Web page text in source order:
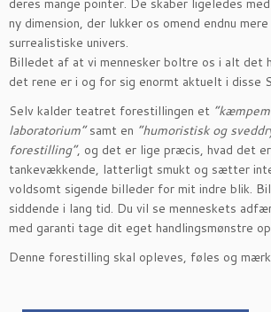
deres mange pointer. De skaber ligeledes
ny dimension, der lukker os omend endnu
surrealistiske univers.
Billedet af at vi mennesker boltre os i alt det
det rene er i og for sig enormt aktuelt i disse
Selv kalder teatret forestillingen et
laboratorium”samt en ”humoristisk og
forestilling”, og det er lige præcis, hvad det
tankevækkende, latterligt smukt og sætter
voldsomt sigende billeder for mit indre blik.
siddende i lang tid. Du vil se menneskets
med garanti tage dit eget handlingsmønstre
Denne forestilling skal opleves, føles og